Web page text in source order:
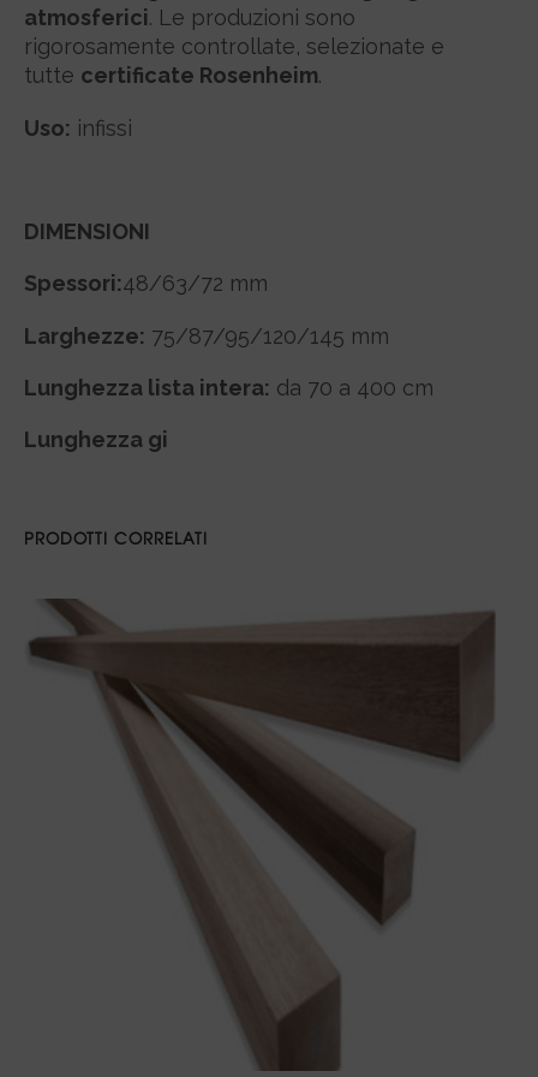
atmosferici. Le produzioni sono
rigorosamente controllate, selezionate e
tutte certificate Rosenheim.
Uso: infissi
DIMENSIONI
Spessori:48/63/72 mm
Larghezze: 75/87/95/120/145 mm
Lunghezza lista intera: da 70 a 400 cm
Lunghezza gi
PRODOTTI CORRELATI